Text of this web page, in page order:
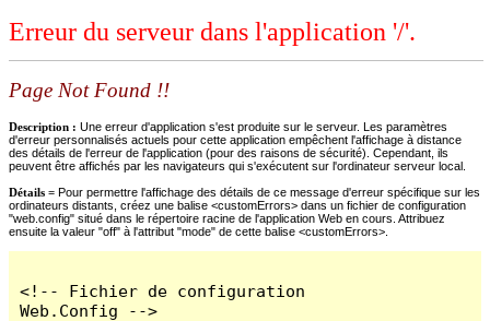
Erreur du serveur dans l'application '/'.
Page Not Found !!
Description : Une erreur d'application s'est produite sur le serveur. Les paramètres
d'erreur personnalisés actuels pour cette application empêchent l'affichage à distance
des détails de l'erreur de l'application (pour des raisons de sécurité). Cependant, ils
peuvent être affichés par les navigateurs qui s'exécutent sur l'ordinateur serveur local.
Détails = Pour permettre l'affichage des détails de ce message d'erreur spécifique sur les
ordinateurs distants, créez une balise <customErrors> dans un fichier de configuration
"web.config" situé dans le répertoire racine de l'application Web en cours. Attribuez
ensuite la valeur "off" à l'attribut "mode" de cette balise <customErrors>.
<!-- Fichier de configuration
Web.Config -->